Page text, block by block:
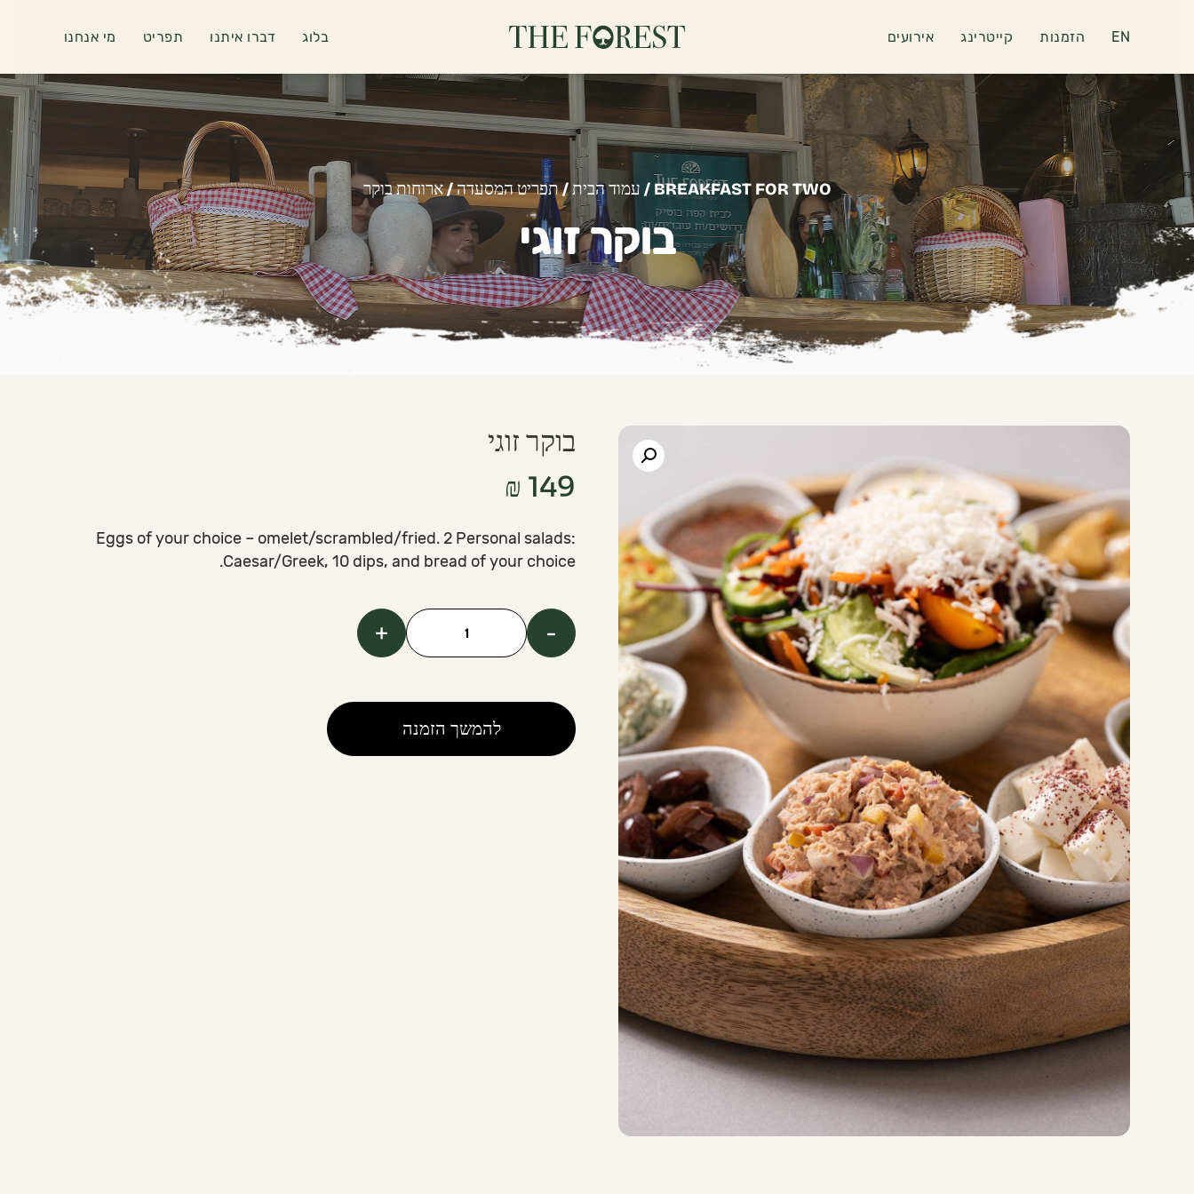
מי אנחנו תפריט דברו איתנו בלוג אירועים קייטרינג הזמנות EN
עמוד הבית/תפריט המסעדה/ארוחות בוקר / BREAKFAST FOR TWO
בוקר זוגי
בוקר זוגי
₪ 149
Eggs of your choice – omelet/scrambled/fried. 2 Personal salads:
Caesar/Greek, 10 dips, and bread of your choice.
כמות
For
Two
-
+
להמשך הזמנה